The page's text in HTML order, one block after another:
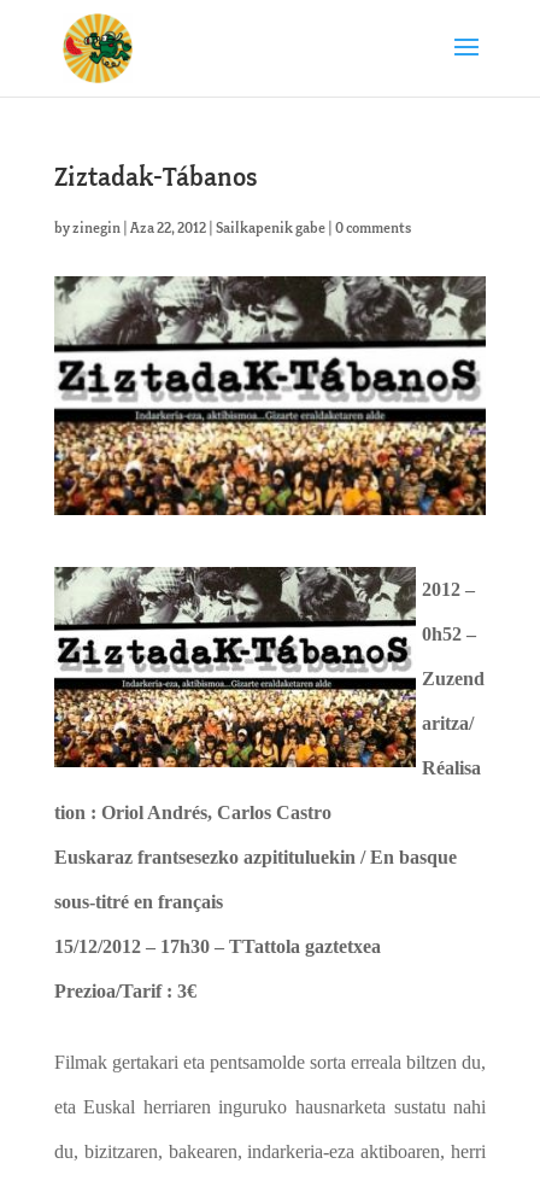
Ziztadak-Tábanos
byzinegin| Aza 22, 2012| Sailkapenik gabe| 0 comments
2012 –
0h52 –
Zuzend
aritza/
Réalisa
tion : Oriol Andrés, Carlos Castro
Euskaraz frantsesezko azpitituluekin / En basque
sous-titré en français
15/12/2012 – 17h30 – TTattola gaztetxea
Prezioa/Tarif : 3€
Filmak gertakari eta pentsamolde sorta erreala biltzen du,
eta Euskal herriaren inguruko hausnarketa sustatu nahi
du, bizitzaren, bakearen, indarkeria-eza aktiboaren, herri